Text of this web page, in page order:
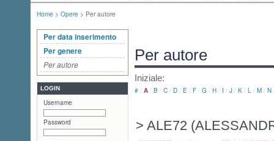
Home > Opere > Per autore
Per data inserimento
Per genere
Per autore
LOGIN
Username
Password
Per autore
Iniziale:
# / A / B / C / D / E / F / G / H / I / J / K / L / M / N
> ALE72